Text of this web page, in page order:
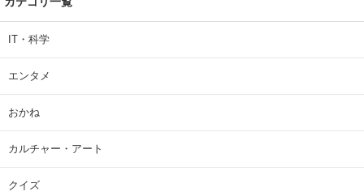
IT・科学
エンタメ
おかね
カルチャー・アート
クイズ